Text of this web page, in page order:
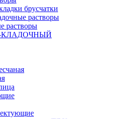
брусчатки
растворы
растворы
КЛАДОЧНЫЙ